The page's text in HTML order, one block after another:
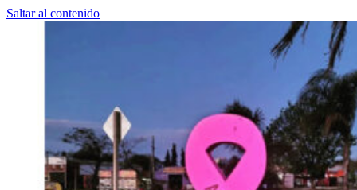
Saltar al contenido